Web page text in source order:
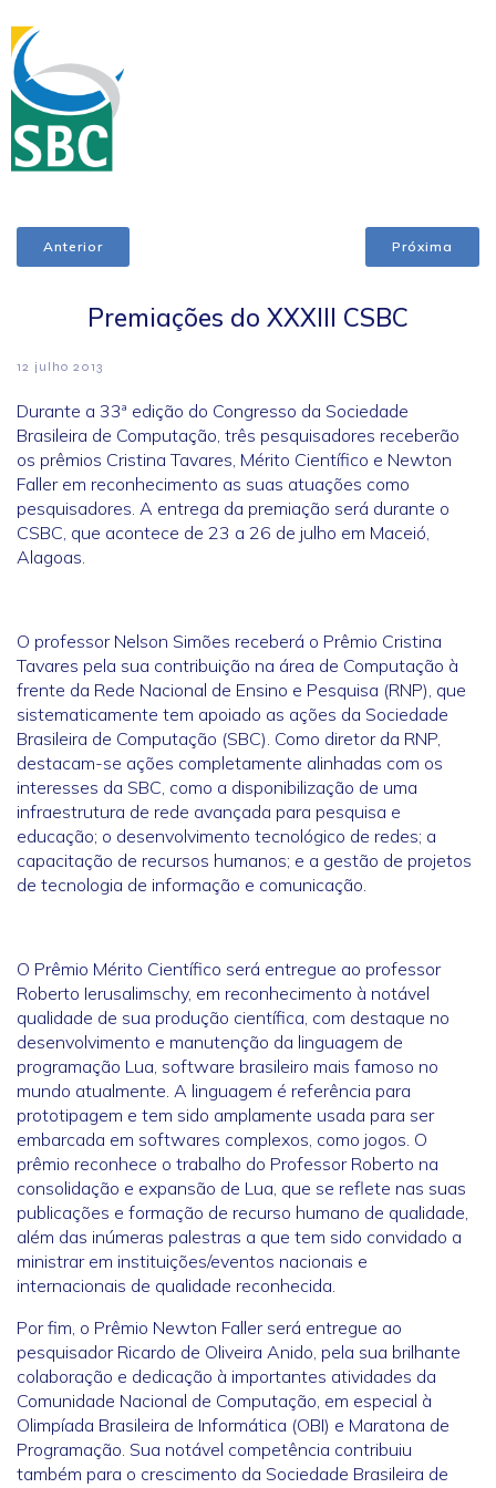
Anterior Próxima
Premiações do XXXIII CSBC
12 julho 2013
Durante a 33ª edição do Congresso da Sociedade
Brasileira de Computação, três pesquisadores receberão
os prêmios Cristina Tavares, Mérito Científico e Newton
Faller em reconhecimento as suas atuações como
pesquisadores. A entrega da premiação será durante o
CSBC, que acontece de 23 a 26 de julho em Maceió,
Alagoas.
O professor Nelson Simões receberá o Prêmio Cristina
Tavares pela sua contribuição na área de Computação à
frente da Rede Nacional de Ensino e Pesquisa (RNP), que
sistematicamente tem apoiado as ações da Sociedade
Brasileira de Computação (SBC). Como diretor da RNP,
destacam-se ações completamente alinhadas com os
interesses da SBC, como a disponibilização de uma
infraestrutura de rede avançada para pesquisa e
educação; o desenvolvimento tecnológico de redes; a
capacitação de recursos humanos; e a gestão de projetos
de tecnologia de informação e comunicação.
O Prêmio Mérito Científico será entregue ao professor
Roberto Ierusalimschy, em reconhecimento à notável
qualidade de sua produção científica, com destaque no
desenvolvimento e manutenção da linguagem de
programação Lua, software brasileiro mais famoso no
mundo atualmente. A linguagem é referência para
prototipagem e tem sido amplamente usada para ser
embarcada em softwares complexos, como jogos. O
prêmio reconhece o trabalho do Professor Roberto na
consolidação e expansão de Lua, que se reflete nas suas
publicações e formação de recurso humano de qualidade,
além das inúmeras palestras a que tem sido convidado a
ministrar em instituições/eventos nacionais e
internacionais de qualidade reconhecida.
Por fim, o Prêmio Newton Faller será entregue ao
pesquisador Ricardo de Oliveira Anido, pela sua brilhante
colaboração e dedicação à importantes atividades da
Comunidade Nacional de Computação, em especial à
Olimpíada Brasileira de Informática (OBI) e Maratona de
Programação. Sua notável competência contribuiu
também para o crescimento da Sociedade Brasileira de